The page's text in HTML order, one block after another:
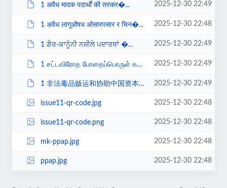
1 अवैध मादक पदार्थों की तस्कर�... 2025-12-30 22:49
1 अवैध लागूऔषध ओसारपसार र चिन�... 2025-12-30 22:48
1 ਗੈਰ-ਕਾਨੂੰਨੀ ਨਸ਼ੀਲੇ ਪਦਾਰਥਾਂ �... 2025-12-30 22:49
1 சட்டவிரோத போதைப்பொருள் கடத�... 2025-12-30 22:49
1 非法毒品贩运和协助中国资本外逃.pdf 2025-12-30 22:49
issue11-qr-code.jpg 2025-12-30 22:48
issue11-qr-code.png 2025-12-30 22:48
mk-ppap.jpg 2025-12-30 22:48
ppap.jpg 2025-12-30 22:48